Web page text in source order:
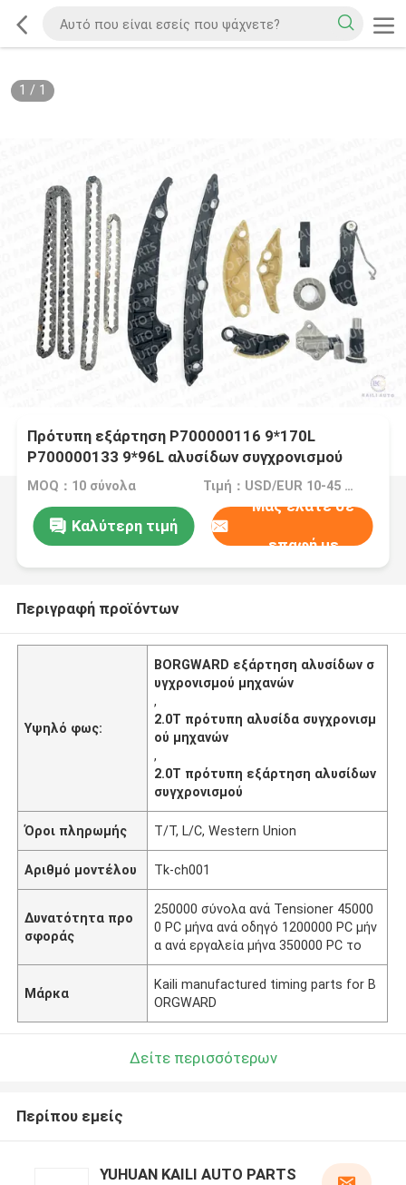
1 / 1
Πρότυπη εξάρτηση P700000116 9*170L
P700000133 9*96L αλυσίδων συγχρονισμού
μηχανών BORGWARD 2.0T
MOQ：10 σύνολα Τιμή：USD/EUR 10-45 per set
Καλύτερη τιμή
Μας ελάτε σε
επαφή με
Περιγραφή προϊόντων
Υψηλό φως:
BORGWARD εξάρτηση αλυσίδων σ
υγχρονισμού μηχανών
,
2.0T πρότυπη αλυσίδα συγχρονισμ
ού μηχανών
,
2.0T πρότυπη εξάρτηση αλυσίδων
συγχρονισμού
Όροι πληρωμής T/T, L/C, Western Union
Αριθμό μοντέλου Tk-ch001
Δυνατότητα προ
σφοράς
250000 σύνολα ανά Tensioner 45000
0 PC μήνα ανά οδηγό 1200000 PC μήν
α ανά εργαλεία μήνα 350000 PC το
Μάρκα
Kaili manufactured timing parts for B
ORGWARD
Δείτε περισσότερων
Περίπου εμείς
YUHUAN KAILI AUTO PARTS